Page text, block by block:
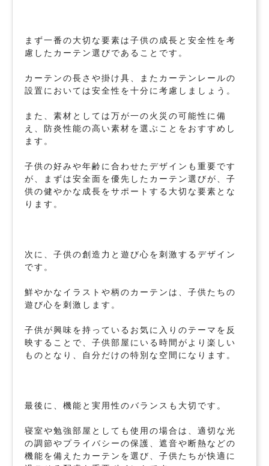
まず一番の大切な要素は子供の成長と安全性を考
慮したカーテン選びであることです。
カーテンの長さや掛け具、またカーテンレールの
設置においては安全性を十分に考慮しましょう。
また、素材としては万が一の火災の可能性に備
え、防炎性能の高い素材を選ぶことをおすすめし
ます。
子供の好みや年齢に合わせたデザインも重要です
が、まずは安全面を優先したカーテン選びが、子
供の健やかな成長をサポートする大切な要素とな
ります。
次に、子供の創造力と遊び心を刺激するデザイン
です。
鮮やかなイラストや柄のカーテンは、子供たちの
遊び心を刺激します。
子供が興味を持っているお気に入りのテーマを反
映することで、子供部屋にいる時間がより楽しい
ものとなり、自分だけの特別な空間になります。
最後に、機能と実用性のバランスも大切です。
寝室や勉強部屋としても使用の場合は、適切な光
の調節やプライバシーの保護、遮音や断熱などの
機能を備えたカーテンを選び、子供たちが快適に